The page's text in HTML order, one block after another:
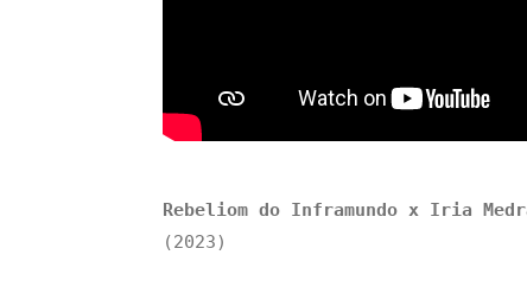
Rebeliom do Inframundo x Iria
(2023)